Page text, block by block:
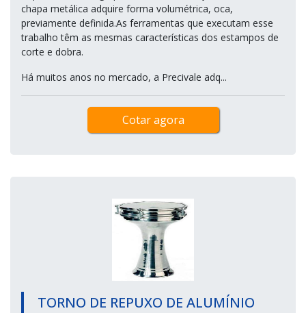
chapa metálica adquire forma volumétrica, oca,
previamente definida.As ferramentas que executam esse
trabalho têm as mesmas características dos estampos de
corte e dobra.
Há muitos anos no mercado, a Precivale adq...
Cotar agora
TORNO DE REPUXO DE ALUMÍNIO